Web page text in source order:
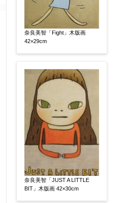
添付画像 【任意】
※添付画像は5MBまでの
にてお送りください。
れてくる送信確認メール
送り頂けます。
奈良美智「Fight」木版画
42×29cm
奈良美智「JUST A LITTLE
BIT」木版画 42×30cm